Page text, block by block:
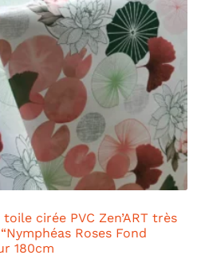
cirée PVC Zen’ART très
Roses Fond
180cm